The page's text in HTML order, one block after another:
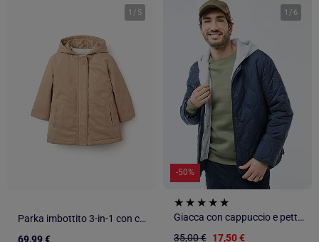
1 / 5
Parka imbottito 3-in-1 con cappuccio
69,99 €
1 / 6
-50%
Giacca con cappuccio e pettorina in felpa removibile
35,00 € 17,50 €